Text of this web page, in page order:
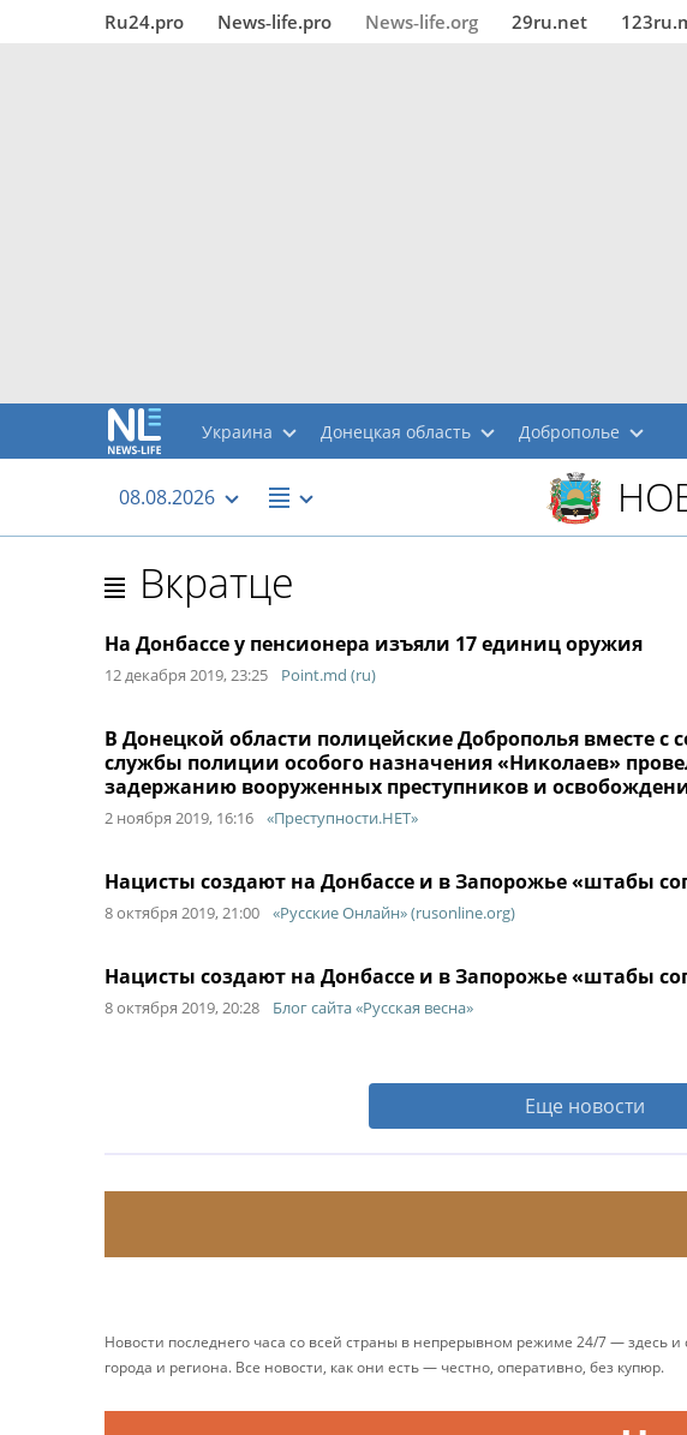
Ru24.pro News‑life.pro News‑life.org 29ru.net
Украина Донецкая область Доброполье
08.08.2026
Вкратце
На Донбассе у пенсионера изъяли 17 единиц оружия
12 декабря 2019, 23:25 Point.md (ru)
В Донецкой области полицейские Доброполья вместе с
службы полиции особого назначения «Николаев»
задержанию вооруженных преступников и
2 ноября 2019, 16:16 «Преступности.НЕТ»
Нацисты создают на Донбассе и в Запорожье «штабы
8 октября 2019, 21:00 «Русские Онлайн» (rusonline.org)
Нацисты создают на Донбассе и в Запорожье «штабы
8 октября 2019, 20:28 Блог сайта «Русская весна»
Еще новости
Новости последнего часа со всей страны в непрерывном режиме 24/7 —
города и региона. Все новости, как они есть — честно, оперативно, без купюр.